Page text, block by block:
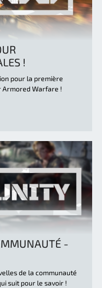
!
pour la première
Armored Warfare !
-
de la communauté
suit pour le savoir !